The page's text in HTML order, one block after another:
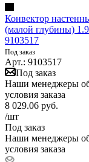
Конвектор
(малой глубины)
9103517
Под заказ
Арт.: 9103517
Под заказ
Наши менеджеры
условия заказа
8 029.06 руб.
/шт
Под заказ
Наши менеджеры
условия заказа